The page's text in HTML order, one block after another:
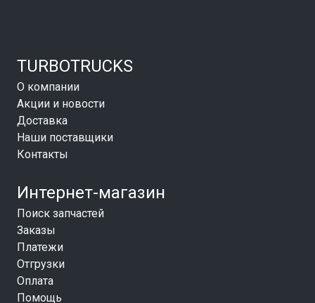
TURBOTRUCKS
О компании
Акции и новости
Доставка
Наши поставщики
Контакты
Интернет-магазин
Поиск запчастей
Заказы
Платежи
Отгрузки
Оплата
Помощь